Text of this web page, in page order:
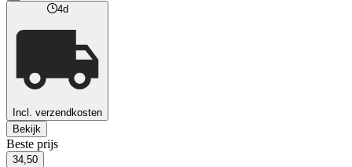
4d
Incl. verzendkosten
Bekijk
Beste prijs
34,50